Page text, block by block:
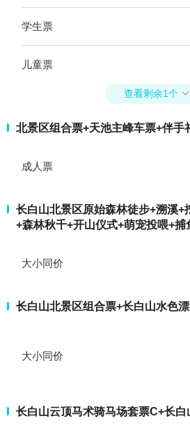
学生票
儿童票
查看剩余1个 
北景区组合票+天池主峰车票+伴手
成人票
长白山北景区原始森林徒步+溯溪+
+森林秋千+开山仪式+萌宠投喂+捕
大小同价
长白山北景区组合票+长白山水色
大小同价
长白山云顶马术骑马场套票C+长白